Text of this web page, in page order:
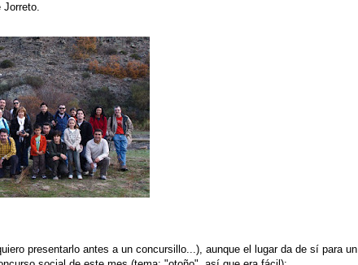
presentarlo antes a un concursillo...), aunque el lugar da de sí para un